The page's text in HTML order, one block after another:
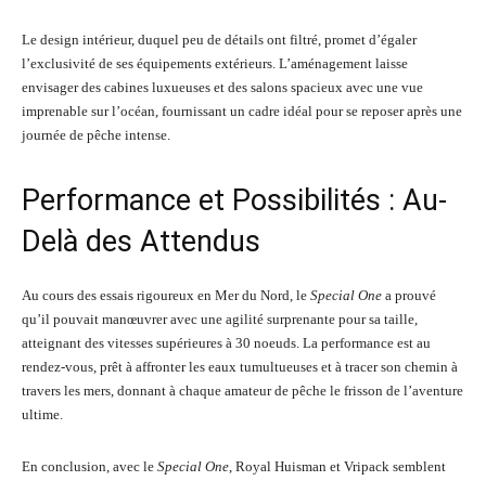
Le design intérieur, duquel peu de détails ont filtré, promet d’égaler
l’exclusivité de ses équipements extérieurs. L’aménagement laisse
envisager des cabines luxueuses et des salons spacieux avec une vue
imprenable sur l’océan, fournissant un cadre idéal pour se reposer après une
journée de pêche intense.
Performance et Possibilités : Au-
Delà des Attendus
Au cours des essais rigoureux en Mer du Nord, le Special One a prouvé
qu’il pouvait manœuvrer avec une agilité surprenante pour sa taille,
atteignant des vitesses supérieures à 30 noeuds. La performance est au
rendez-vous, prêt à affronter les eaux tumultueuses et à tracer son chemin à
travers les mers, donnant à chaque amateur de pêche le frisson de l’aventure
ultime.
En conclusion, avec le Special One, Royal Huisman et Vripack semblent